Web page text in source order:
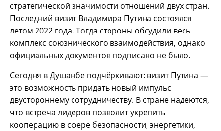
стратегической значимости отношений двух стран.
Последний визит Владимира Путина состоялся
летом 2022 года. Тогда стороны обсудили весь
комплекс союзнического взаимодействия, однако
официальных документов подписано не было.
Сегодня в Душанбе подчёркивают: визит Путина —
это возможность придать новый импульс
двустороннему сотрудничеству. В стране надеются,
что встреча лидеров позволит укрепить
кооперацию в сфере безопасности, энергетики,